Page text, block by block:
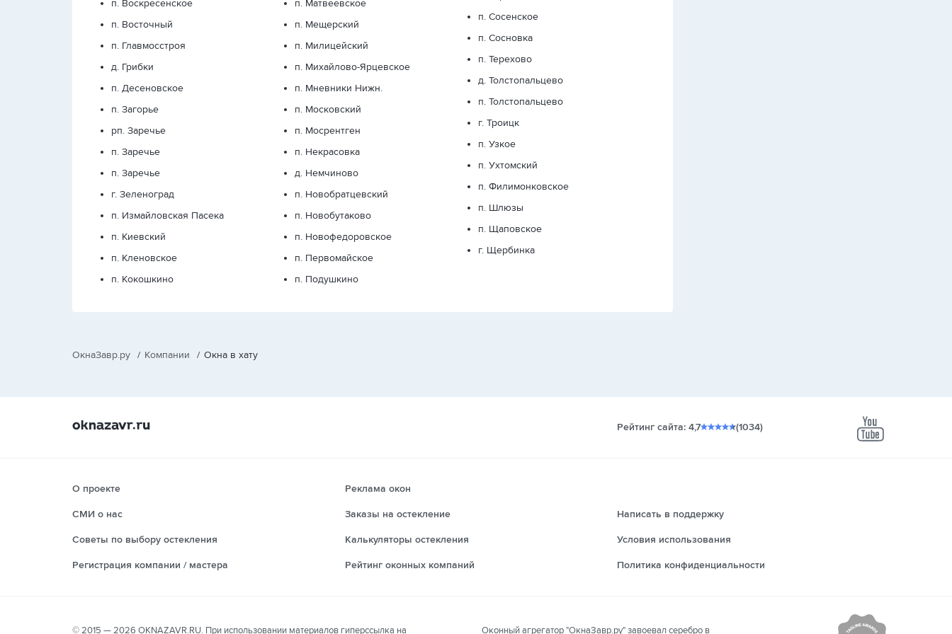
п. Воскресенское
п. Восточный
п. Главмосстроя
д. Грибки
п. Десеновское
п. Загорье
рп. Заречье
п. Заречье
п. Заречье
г. Зеленоград
п. Измайловская Пасека
п. Киевский
п. Кленовское
п. Кокошкино
п. Матвеевское
п. Мещерский
п. Милицейский
п. Михайлово-Ярцевское
п. Мневники Нижн.
п. Московский
п. Мосрентген
п. Некрасовка
д. Немчиново
п. Новобратцевский
п. Новобутаково
п. Новофедоровское
п. Первомайское
п. Подушкино
п. Сосенское
п. Сосновка
п. Терехово
д. Толстопальцево
п. Толстопальцево
г. Троицк
п. Узкое
п. Ухтомский
п. Филимонковское
п. Шлюзы
п. Щаповское
г. Щербинка
ОкнаЗавр.ру / Компании / Окна в хату
Рейтинг сайта: 4,7 (1034)
youtube
О проекте
СМИ о нас
Советы по выбору остекления
Регистрация компании / мастера
Реклама окон
Заказы на остекление
Калькуляторы остекления
Рейтинг оконных компаний
Написать в поддержку
Условия использования
Политика конфиденциальности
© 2015 — 2026 OKNAZAVR.RU. При использовании материалов гиперссылка на Оконный агрегатор "ОкнаЗавр.ру" завоевал серебро в